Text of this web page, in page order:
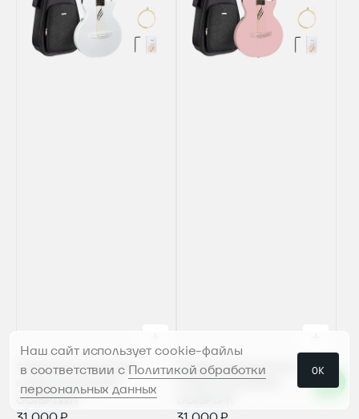
Электроакустическая
GO/SP1.WH
Электроакустическая
гитара Enya NOVA
Наш сайт использует cookie-файлы
в соответствии с Политикой обработки
персональных данных
ОК